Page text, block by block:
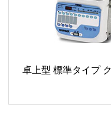
卓上型 標準タイプ